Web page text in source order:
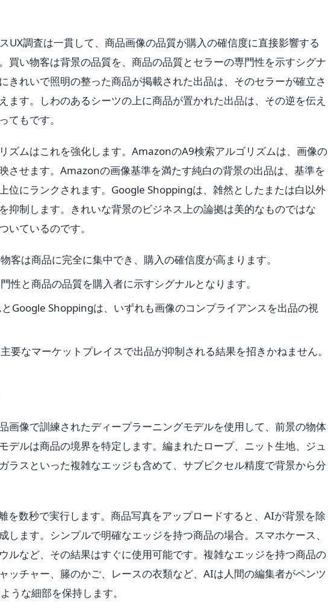
調査は一貫して、商品画像の品質が購入の確信度に直接影響する
買い物客は背景の品質を、商品の品質とセラーの専門性を示すシグナ
きれいで照明の整った商品が掲載された出品は、そのセラーが確立さ
ます。しわのあるシーツの上に商品が置かれた出品は、その逆を伝え
てもです。
ズムはこれを強化します。AmazonのA9検索アルゴリズムは、画像の
させます。Amazonの画像基準を満たす純白の背景の出品は、基準を
位にランクされます。Google Shoppingは、雑然としたまたは白以外
抑制します。きれいな背景のビジネス上の論拠は美的なものではな
いているのです。
客は商品に完全に集中でき、購入の確信度が高まります。
性と商品の品質を購入者に示すシグナルとなります。
Google Shoppingは、いずれも画像のコンプライアンスを出品の視
要なマーケットプレイスで出品が抑制される結果を招きかねません。
画像で訓練されたディープラーニングモデルを使用して、前景の物体
デルは商品の境界を特定します。編まれたロープ、ニット生地、ジュ
ラスといった複雑なエッジも含めて、サブピクセル精度で背景から分
を数秒で実行します。商品写真をアップロードすると、AIが背景を除
します。シンプルで明確なエッジを持つ商品の場合。スマホケース、
ルなど、その結果はすぐに使用可能です。複雑なエッジを持つ商品の
ッチャー、籐のかご、レースの衣類など、AIは人間の編集者がペンツ
うな細部を保持します。